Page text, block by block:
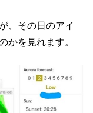
、その日のアイ
かを見れます。